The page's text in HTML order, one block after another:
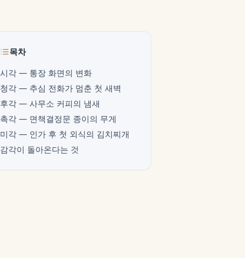
목차
시각 — 통장 화면의 변화
청각 — 추심 전화가 멈춘 첫 새벽
후각 — 사무소 커피의 냄새
촉각 — 면책결정문 종이의 무게
미각 — 인가 후 첫 외식의 김치찌개
감각이 돌아온다는 것